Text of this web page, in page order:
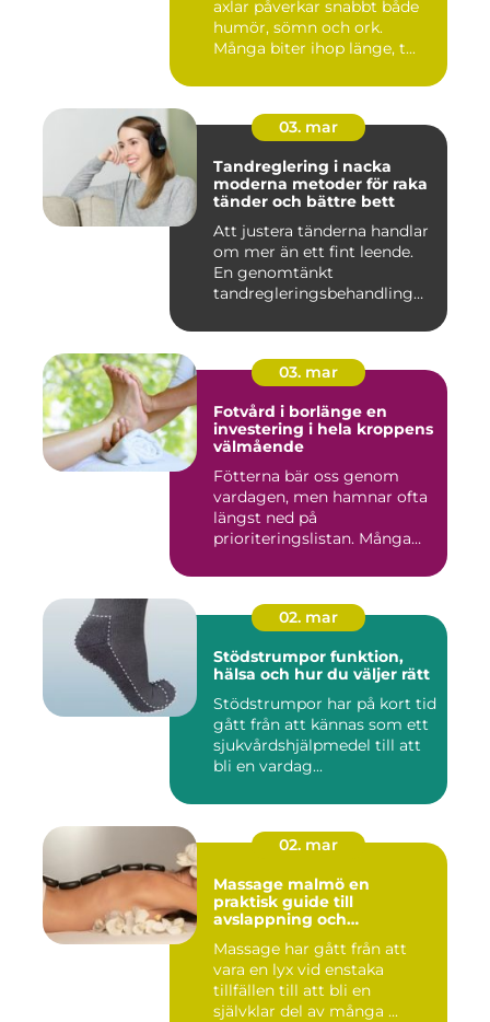
axlar påverkar snabbt både
humör, sömn och ork.
Många biter ihop länge, t...
03. mar
Tandreglering i nacka
moderna metoder för raka
tänder och bättre bett
Att justera tänderna handlar
om mer än ett fint leende.
En genomtänkt
tandregleringsbehandling
03. mar
Fotvård i borlänge en
investering i hela kroppens
välmående
Fötterna bär oss genom
vardagen, men hamnar ofta
längst ned på
prioriteringslistan. Många
02. mar
Stödstrumpor funktion,
hälsa och hur du väljer rätt
Stödstrumpor har på kort tid
gått från att kännas som ett
sjukvårdshjälpmedel till att
bli en vardag...
02. mar
Massage malmö en
praktisk guide till
avslappning och
Massage har gått från att
vara en lyx vid enstaka
tillfällen till att bli en
självklar del av många ...